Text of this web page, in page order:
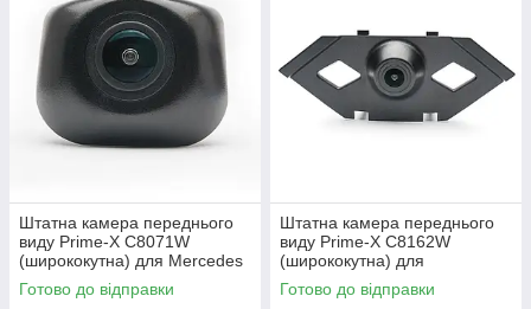
Штатна камера переднього
виду Prime-X С8071W
(ширококутна) для Mercedes
S-Class W222, V222, X222
2015-2017
Готово до відправки
Штатна камера переднього
виду Prime-X C8162W
(ширококутна) для
Volkswagen Tiguan L 2016
2017
Готово до відправки